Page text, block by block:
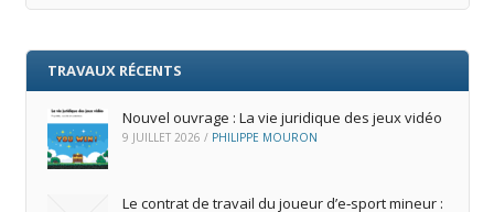
TRAVAUX RÉCENTS
Nouvel ouvrage : La vie juridique des jeux vidéo
9 JUILLET 2026 / PHILIPPE MOURON
Le contrat de travail du joueur d’e‑sport mineur :